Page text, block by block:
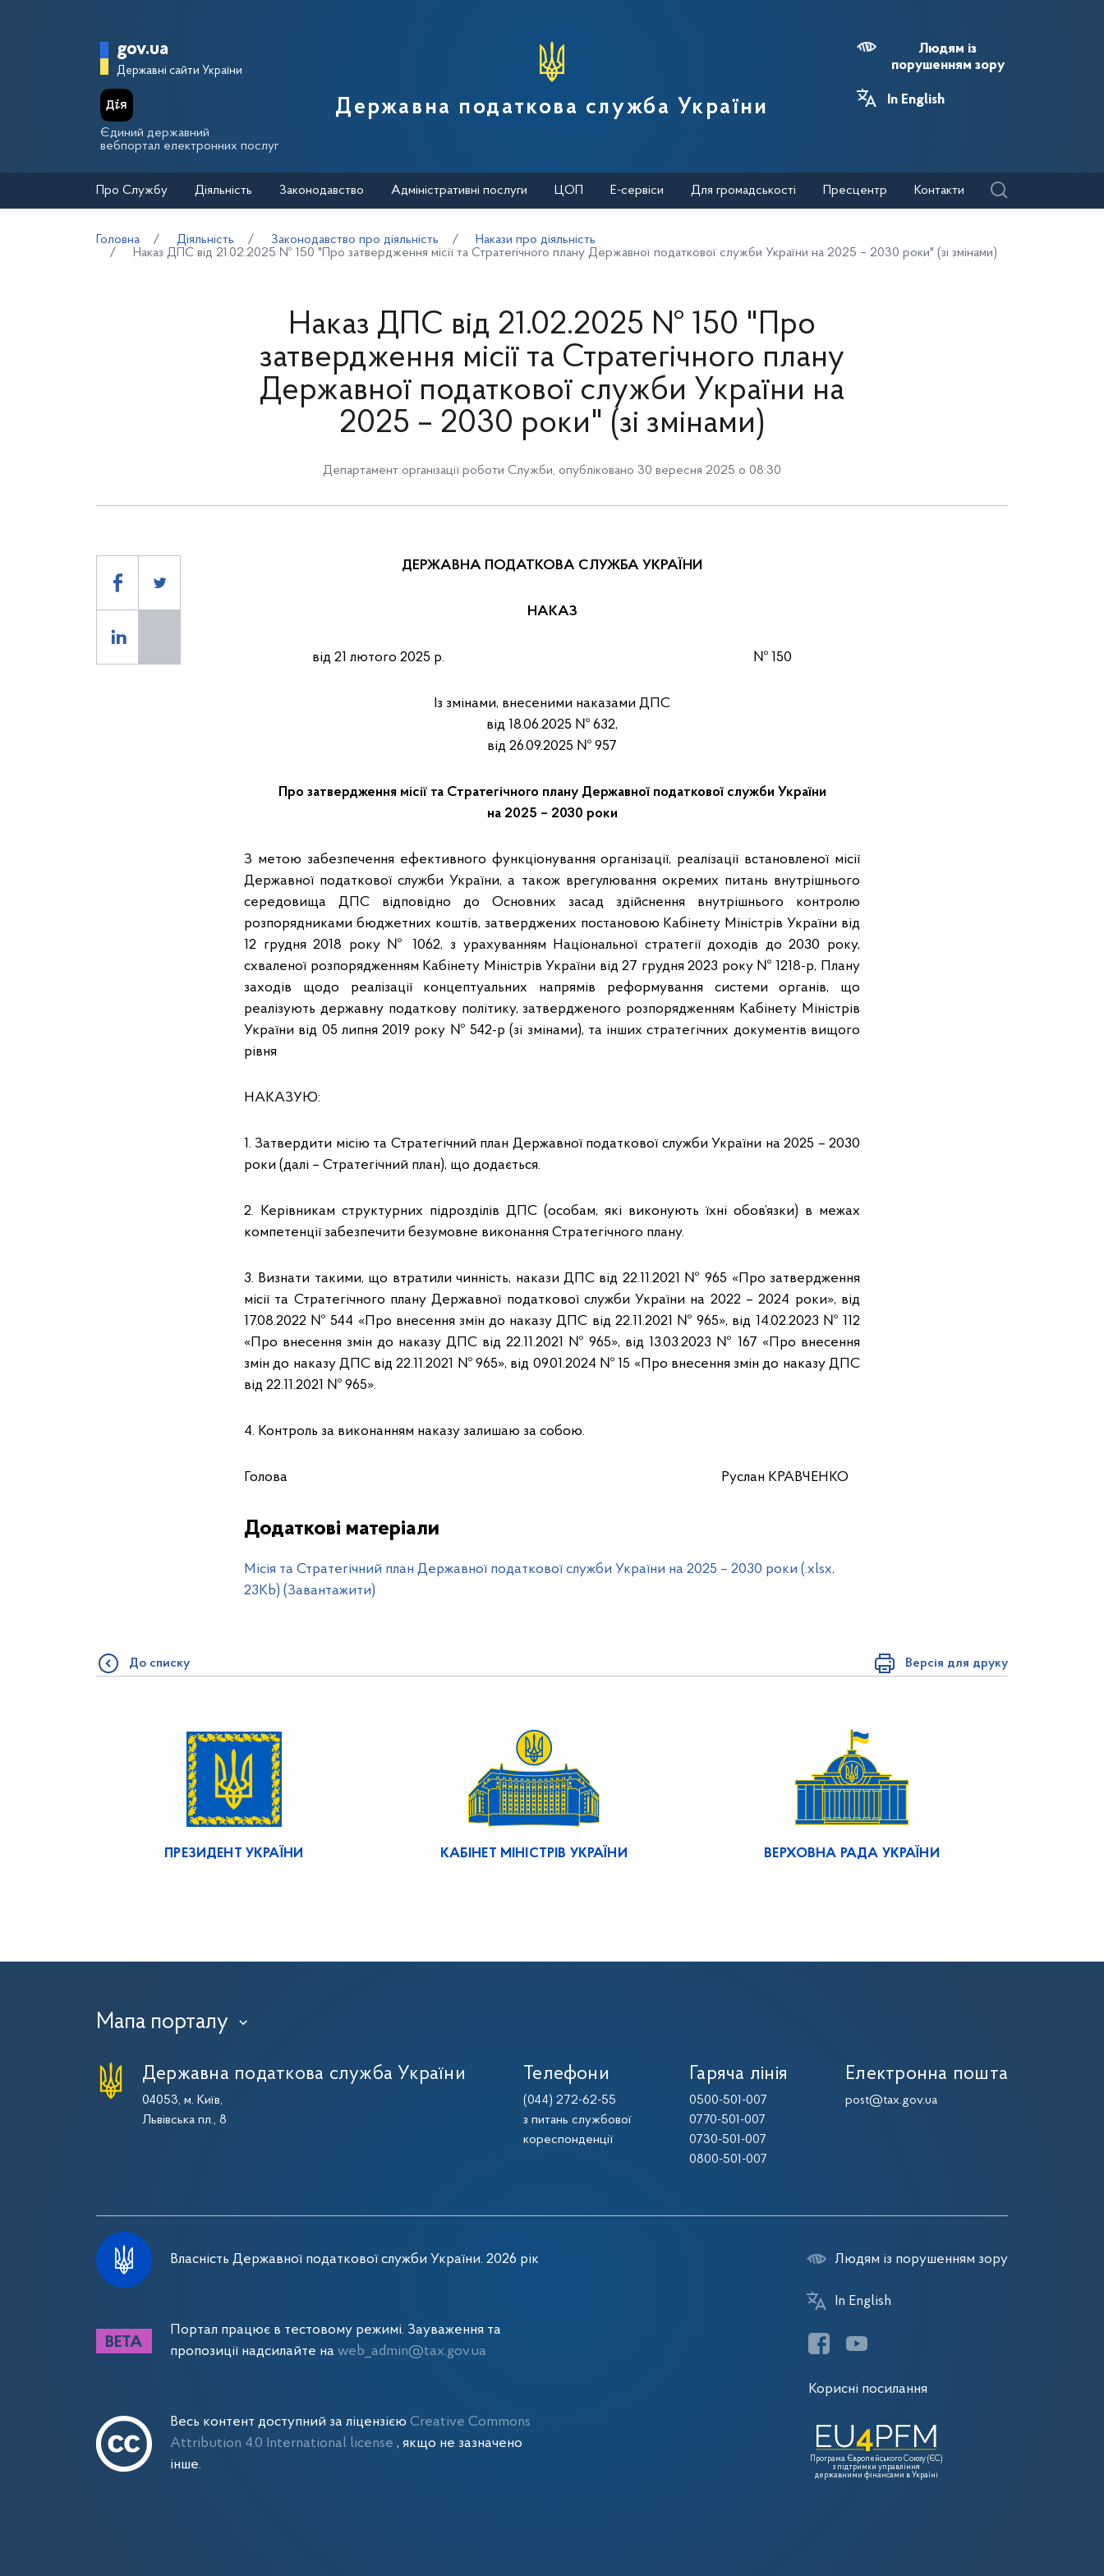
Головна сторінка Державної податкової служби України
gov.ua
Державні сайти України
Єдиний державний
вебпортал електронних послуг
Державна податкова служба України
Людям із
порушенням зору
In English
Про Службу Діяльність Законодавство Адміністративні послуги ЦОП Е-сервіси Для громадськості Пресцентр Контакти
Головна Діяльність Законодавство про діяльність
Накази про діяльність
Наказ ДПС від 21.02.2025 № 150 "Про затвердження місії та Стратегічного плану Державної податкової служби України на 2025 – 2030 роки" (зі змінами)
Наказ ДПС від 21.02.2025 № 150 "Про
затвердження місії та Стратегічного плану
Державної податкової служби України на
2025 – 2030 роки" (зі змінами)
Департамент організації роботи Служби, опубліковано 30 вересня 2025 о 08:30
ДЕРЖАВНА ПОДАТКОВА СЛУЖБА УКРАЇНИ
НАКАЗ
від 21 лютого 2025 р. № 150
Із змінами, внесеними наказами ДПС
від 18.06.2025 № 632,
від 26.09.2025 № 957
Про затвердження місії та Стратегічного плану Державної податкової служби України
на 2025 – 2030 роки
З метою забезпечення ефективного функціонування організації, реалізації встановленої місії
Державної податкової служби України, а також врегулювання окремих питань внутрішнього
середовища ДПС відповідно до Основних засад здійснення внутрішнього контролю
розпорядниками бюджетних коштів, затверджених постановою Кабінету Міністрів України від
12 грудня 2018 року № 1062, з урахуванням Національної стратегії доходів до 2030 року,
схваленої розпорядженням Кабінету Міністрів України від 27 грудня 2023 року № 1218-р, Плану
заходів щодо реалізації концептуальних напрямів реформування системи органів, що
реалізують державну податкову політику, затвердженого розпорядженням Кабінету Міністрів
України від 05 липня 2019 року № 542-р (зі змінами), та інших стратегічних документів вищого
рівня
НАКАЗУЮ:
1. Затвердити місію та Стратегічний план Державної податкової служби України на 2025 – 2030
роки (далі – Стратегічний план), що додається.
2. Керівникам структурних підрозділів ДПС (особам, які виконують їхні обов’язки) в межах
компетенції забезпечити безумовне виконання Стратегічного плану.
3. Визнати такими, що втратили чинність, накази ДПС від 22.11.2021 № 965 «Про затвердження
місії та Стратегічного плану Державної податкової служби України на 2022 – 2024 роки», від
17.08.2022 № 544 «Про внесення змін до наказу ДПС від 22.11.2021 № 965», від 14.02.2023 № 112
«Про внесення змін до наказу ДПС від 22.11.2021 № 965», від 13.03.2023 № 167 «Про внесення
змін до наказу ДПС від 22.11.2021 № 965», від 09.01.2024 № 15 «Про внесення змін до наказу ДПС
від 22.11.2021 № 965».
4. Контроль за виконанням наказу залишаю за собою.
Голова Руслан КРАВЧЕНКО
Додаткові матеріали
Місія та Стратегічний план Державної податкової служби України на 2025 – 2030 роки (.xlsx,
23Kb) (Завантажити)
Версія для друку
До списку
ПРЕЗИДЕНТ УКРАЇНИ КАБІНЕТ МІНІСТРІВ УКРАЇНИ ВЕРХОВНА РАДА УКРАЇНИ
Мапа порталу ›
Державна податкова служба України
04053, м. Київ,
Львівська пл., 8
Телефони
(044) 272-62-55
з питань службової
кореспонденції
Гаряча лінія
0500-501-007
0770-501-007
0730-501-007
0800-501-007
Електронна пошта
post@tax.gov.ua
Власність Державної податкової служби України. 2026 рік
Портал працює в тестовому режимі. Зауваження та
пропозиції надсилайте на web_admin@tax.gov.ua
Весь контент доступний за ліцензією Creative Commons
Attribution 4.0 International license , якщо не зазначено
інше.
Людям із порушенням зору
In English
Корисні посилання
Програма Європейського Союзу (ЄС)
з підтримки управління
державними фінансами в Україні